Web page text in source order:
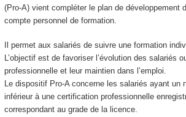
(Pro-A) vient compléter le plan de développement
compte personnel de formation.
Il permet aux salariés de suivre une formation
L’objectif est de favoriser l’évolution des salariés
professionnelle et leur maintien dans l’emploi.
Le dispositif Pro-A concerne les salariés ayant un
inférieur à une certification professionnelle
correspondant au grade de la licence.